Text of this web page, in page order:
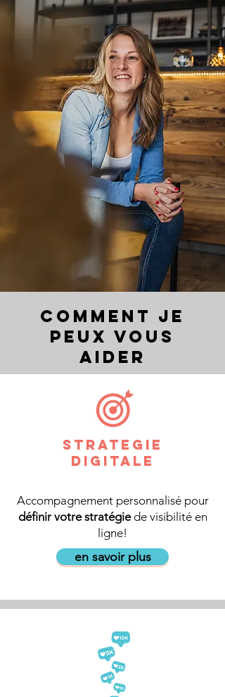
comment je
peux vous
aider
STRATEGIE
DIGITALe
Accompagnement personnalisé pour
définir votre stratégiede visibilité en
ligne!
en savoir plus